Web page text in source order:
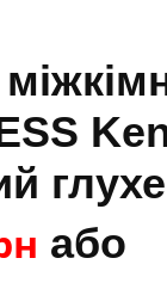
глухе
або